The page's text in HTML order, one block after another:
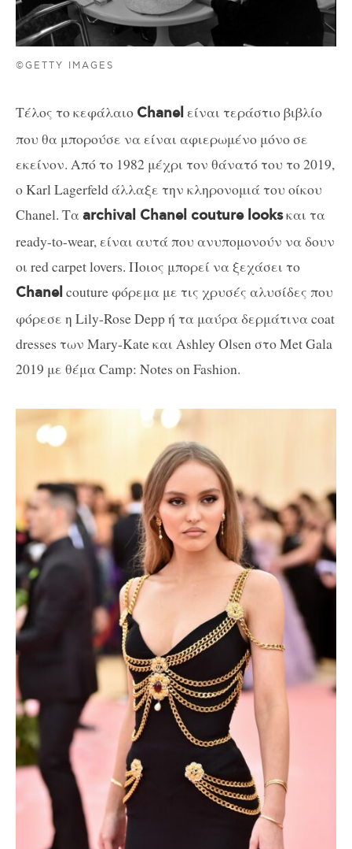
©GETTY IMAGES
Τέλος το κεφάλαιο Chanelείναι τεράστιο βιβλίο
που θα μπορούσε να είναι αφιερωμένο μόνο σε
εκείνον. Από το 1982 μέχρι τον θάνατό του το 2019,
ο Karl Lagerfeld άλλαξε την κληρονομιά του οίκου
Chanel. Ταarchival Chanel couture looksκαι τα
ready-to-wear, είναι αυτά που ανυπομονούν να δουν
οι red carpet lovers. Ποιος μπορεί να ξεχάσει το
Chanelcouture φόρεμα με τις χρυσές αλυσίδες που
φόρεσε η Lily-Rose Depp ή τα μαύρα δερμάτινα coat
dresses των Mary-Kate και Ashley Olsen στο Met Gala
2019 με θέμα Camp: Notes on Fashion.